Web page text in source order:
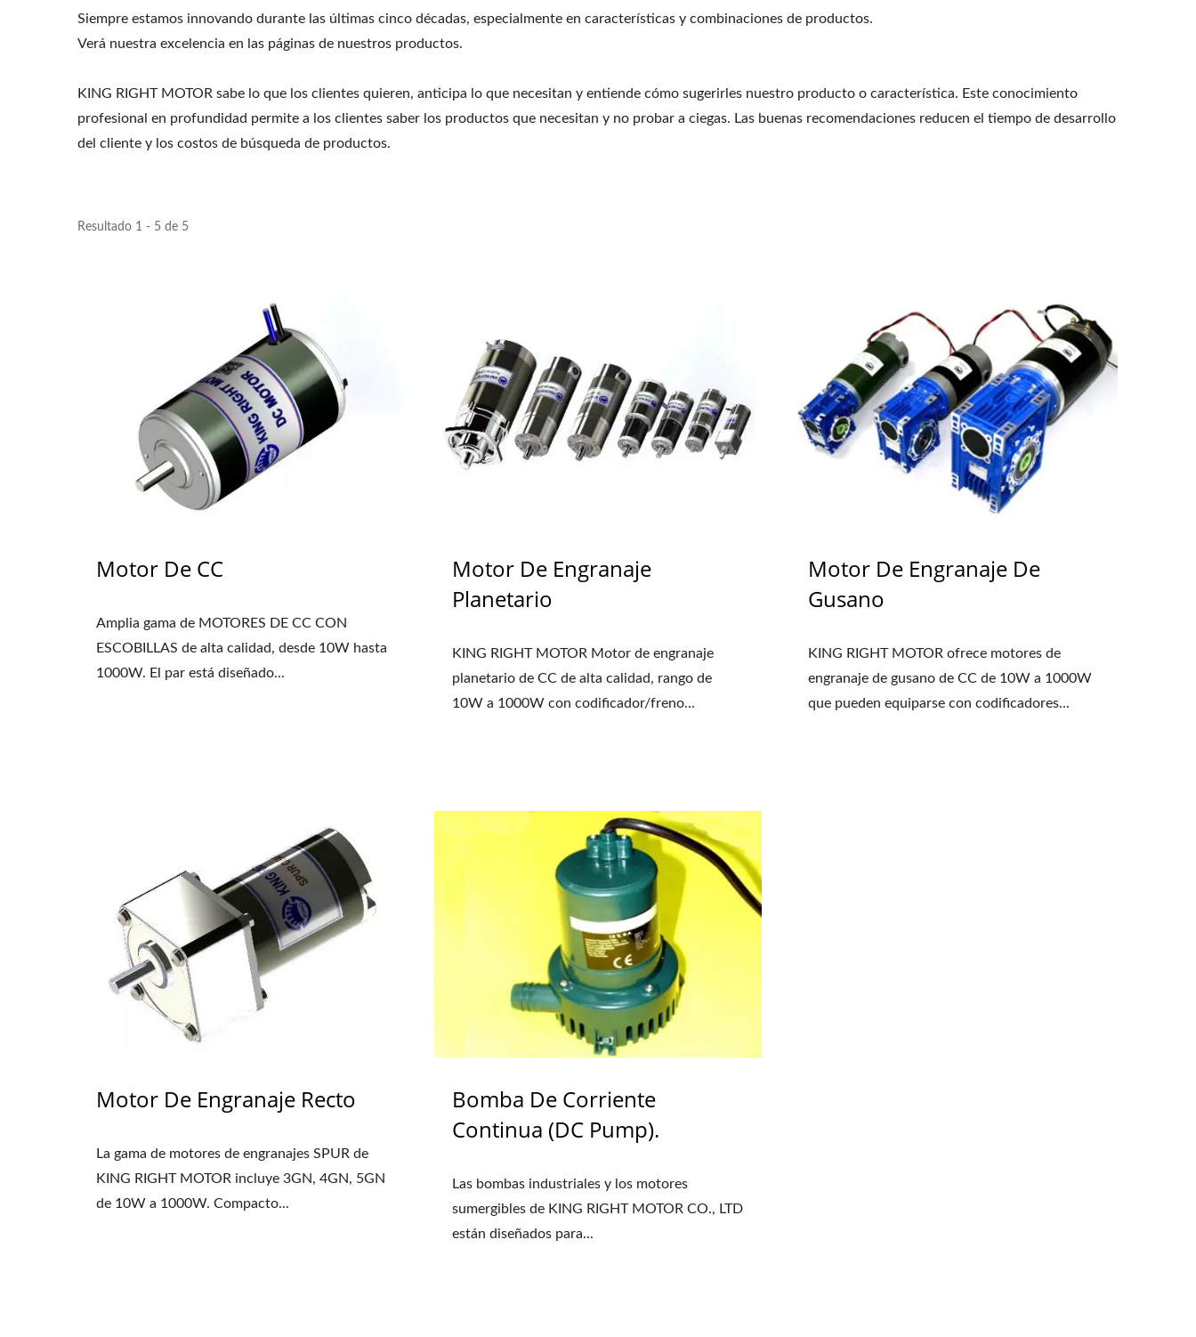
Siempre estamos innovando durante las últimas cinco décadas, especialmente en características y combinaciones de productos.
Verá nuestra excelencia en las páginas de nuestros productos.
KING RIGHT MOTOR sabe lo que los clientes quieren, anticipa lo que necesitan y entiende cómo sugerirles nuestro producto o característica. Este conocimiento
profesional en profundidad permite a los clientes saber los productos que necesitan y no probar a ciegas. Las buenas recomendaciones reducen el tiempo de desarrollo
del cliente y los costos de búsqueda de productos.
Resultado 1 - 5 de 5
Motor De CC
Amplia gama de MOTORES DE CC CON
ESCOBILLAS de alta calidad, desde 10W hasta
1000W. El par está diseñado...
Motor De Engranaje
Planetario
KING RIGHT MOTOR Motor de engranaje
planetario de CC de alta calidad, rango de
10W a 1000W con codificador/freno...
Motor De Engranaje De
Gusano
KING RIGHT MOTOR ofrece motores de
engranaje de gusano de CC de 10W a 1000W
que pueden equiparse con codificadores...
Motor De Engranaje Recto
La gama de motores de engranajes SPUR de
KING RIGHT MOTOR incluye 3GN, 4GN, 5GN
de 10W a 1000W. Compacto...
Bomba De Corriente
Continua (DC Pump).
Las bombas industriales y los motores
sumergibles de KING RIGHT MOTOR CO., LTD
están diseñados para...